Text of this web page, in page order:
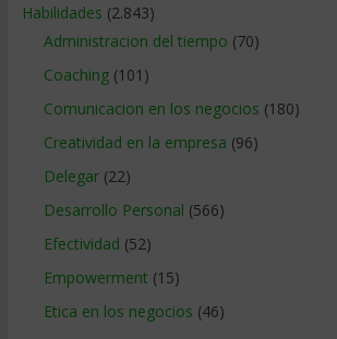
Habilidades (2.843)
Administracion del tiempo (70)
Coaching(101)
Comunicacion en los negocios (180)
Creatividad en la empresa (96)
Delegar(22)
Desarrollo Personal (566)
Efectividad (52)
Empowerment (15)
Etica en los negocios (46)